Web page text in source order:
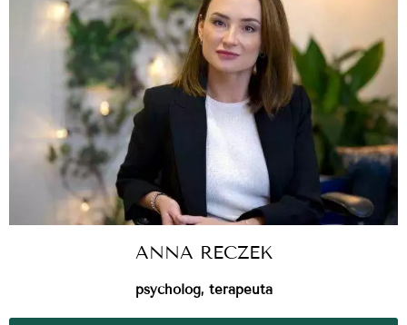
ANNA RECZEK
psycholog, terapeuta